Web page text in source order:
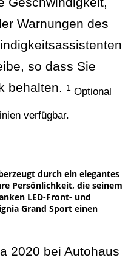
Warnungen des
so dass Sie
behalten. 1 Optional
verfügbar.
durch ein elegantes
Persönlichkeit, die seinem
LED-Front- und
Grand Sport einen